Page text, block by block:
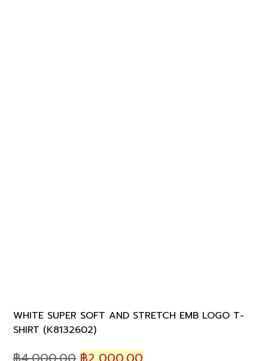
WHITE SUPER SOFT AND STRETCH EMB LOGO T-
SHIRT (K8132602)
Original